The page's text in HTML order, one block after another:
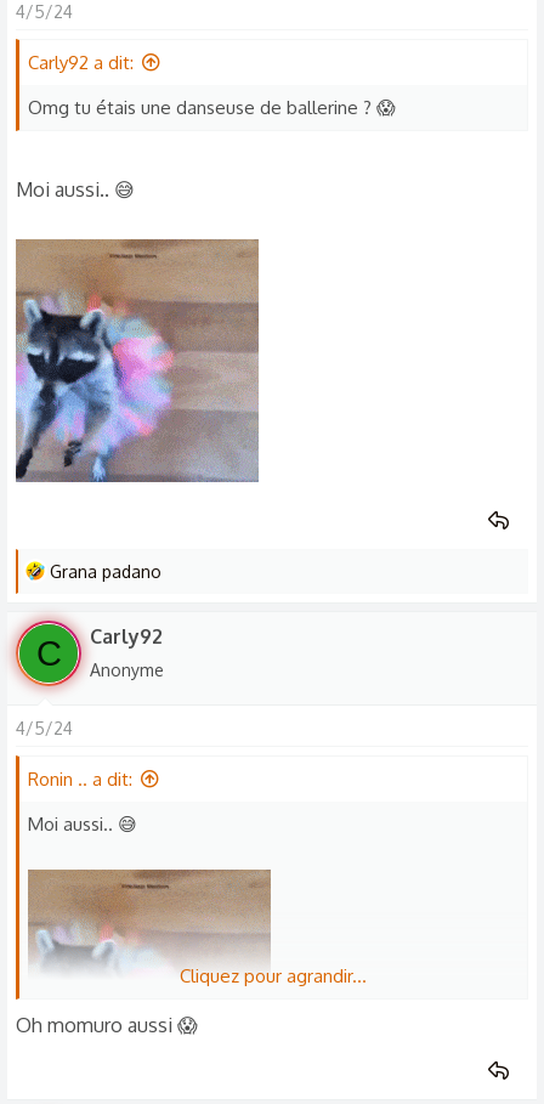
4/5/24
Carly92 a dit:
Omg tu étais une danseuse de ballerine ? 😱
Moi aussi.. 😅
L
s
é
c
o
s
:
Grana padano
C Carly92
Anonyme
4/5/24
Ronin .. a dit:
Moi aussi.. 😅
Cliquez pour agrandir...
Oh momuro aussi 😱